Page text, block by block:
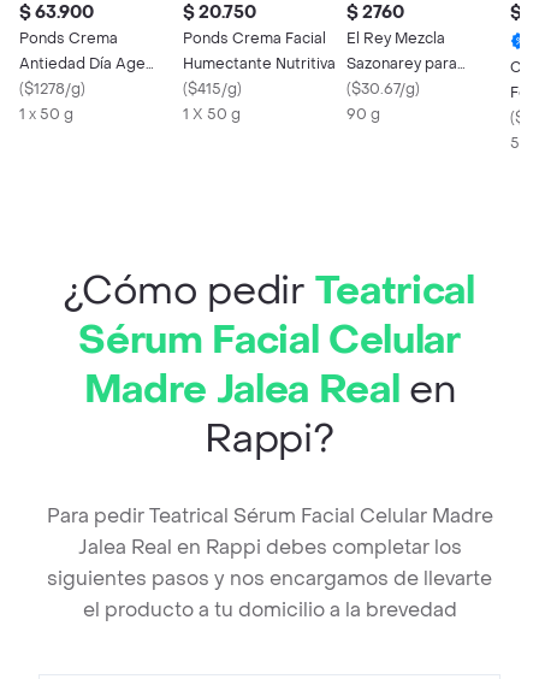
$ 63.900
Ponds Crema
Antiedad Día Age
Miracle Con Hexyl-
Retinol
($1278/g)
1 x 50 g
$ 20.750
Ponds Crema Facial
Humectante Nutritiva
($415/g)
1 X 50 g
$ 2760
El Rey Mezcla
Sazonarey para
Condimentar
($30.67/g)
90 g
$
(
¿Cómo pedir Teatrical
Sérum Facial Celular
Madre Jalea Real en
Rappi?
Para pedir Teatrical Sérum Facial Celular Madre
Jalea Real en Rappi debes completar los
siguientes pasos y nos encargamos de llevarte
el producto a tu domicilio a la brevedad